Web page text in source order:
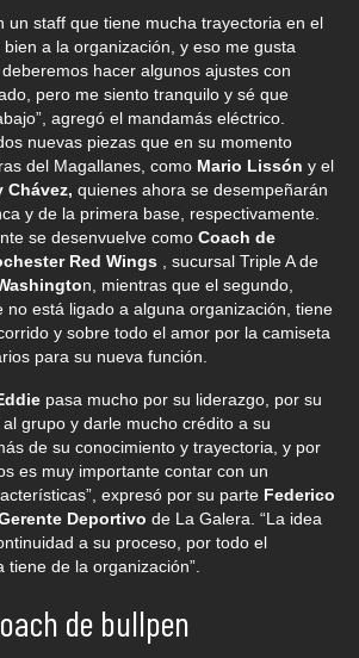
un staff que tiene mucha trayectoria en el
a la organización, y eso me gusta
hacer algunos ajustes con
pero me siento tranquilo y sé que
agregó el mandamás eléctrico.
nuevas piezas que en su momento
del Magallanes, como Mario Lissón y el
Chávez, quienes ahora se desempeñarán
y de la primera base, respectivamente.
se desenvuelve como Coach de
Red Wings , sucursal Triple A de
n, mientras que el segundo,
no está ligado a alguna organización, tiene
y sobre todo el amor por la camiseta
para su nueva función.
pasa mucho por su liderazgo, por su
grupo y darle mucho crédito a su
de su conocimiento y trayectoria, y por
es muy importante contar con un
expresó por su parte Federico
Deportivo de La Galera. “La idea
a su proceso, por todo el
de la organización”.
de bullpen